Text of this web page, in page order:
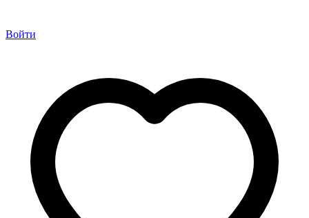
Войти